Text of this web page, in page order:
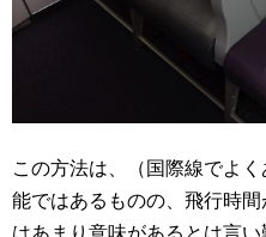
この方法は、（国際線でよ
能ではあるものの、飛行時